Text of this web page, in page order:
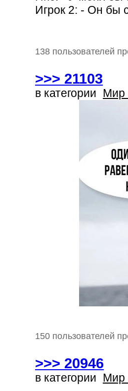
Игрок 2: - Он бы
138 пользователей
>>> 21103
в категории Мир
150 пользователей
>>> 20946
в категории Мир